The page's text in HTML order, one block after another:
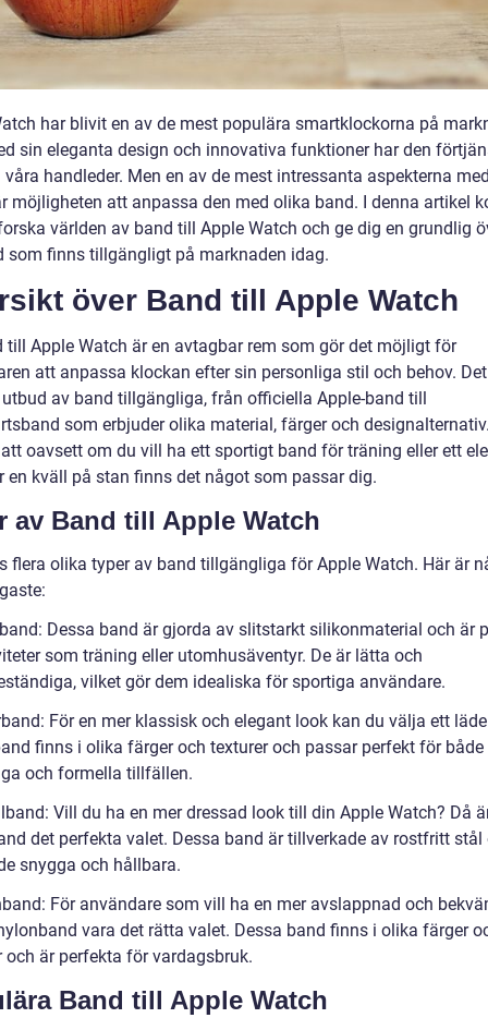
har blivit en av de mest populära smartklockorna på
sin eleganta design och innovativa funktioner har den
handleder. Men en av de mest intressanta aspekterna
möjligheten att anpassa den med olika band. I denna artikel
världen av band till Apple Watch och ge dig en grundlig
som finns tillgängligt på marknaden idag.
över Band till Apple Watch
till Apple Watch är en avtagbar rem som gör det möjligt för
att anpassa klockan efter sin personliga stil och behov.
av band tillgängliga, från officiella Apple-band till
som erbjuder olika material, färger och
oavsett om du vill ha ett sportigt band för träning eller ett
en kväll på stan finns det något som passar dig.
av Band till Apple Watch
flera olika typer av band tillgängliga för Apple Watch. Här är
Dessa band är gjorda av slitstarkt silikonmaterial och är
som träning eller utomhusäventyr. De är lätta och
vilket gör dem idealiska för sportiga användare.
För en mer klassisk och elegant look kan du välja ett
finns i olika färger och texturer och passar perfekt för både
och formella tillfällen.
Vill du ha en mer dressad look till din Apple Watch? Då
det perfekta valet. Dessa band är tillverkade av rostfritt stål
snygga och hållbara.
För användare som vill ha en mer avslappnad och
vara det rätta valet. Dessa band finns i olika färger
och är perfekta för vardagsbruk.
Band till Apple Watch